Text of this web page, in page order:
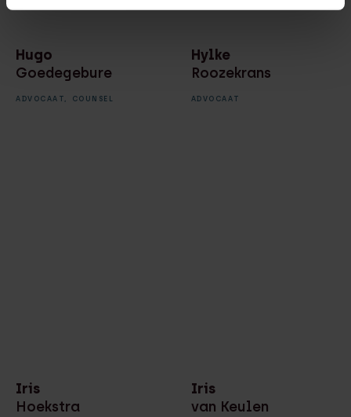
Hugo
Goedegebure
ADVOCAAT, COUNSEL
Hylke
Roozekrans
ADVOCAAT
Iris
Hoekstra
Iris
van Keulen